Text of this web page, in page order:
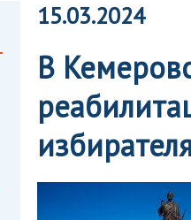
15.03.2024
В